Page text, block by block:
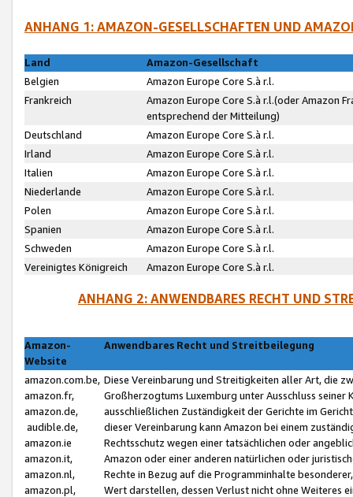
ANHANG 1: AMAZON-GESELLSCHAFTEN UND
Land
Amazon-Gesellschaft
Belgien
Amazon Europe Core S.à r.l.
Frankreich
Amazon Europe Core S.à r.l.(oder Amazon
entsprechend der Mitteilung)
Deutschland
Amazon Europe Core S.à r.l.
Irland
Amazon Europe Core S.à r.l.
Italien
Amazon Europe Core S.à r.l.
Niederlande
Amazon Europe Core S.à r.l.
Polen
Amazon Europe Core S.à r.l.
Spanien
Amazon Europe Core S.à r.l.
Schweden
Amazon Europe Core S.à r.l.
Vereinigtes Königreich
Amazon Europe Core S.à r.l.
ANHANG 2: ANWENDBARES RECHT UND
Amazon-
Website
Anwendbares Recht und Streitbeilegung
amazon.com.be,
amazon.fr,
amazon.de,
audible.de,
amazon.ie
amazon.it,
amazon.nl,
amazon.pl,
Diese Vereinbarung und Streitigkeiten aller Art, die
Großherzogtums Luxemburg unter Ausschluss
ausschließlichen Zuständigkeit der Gerichte im
dieser Vereinbarung kann Amazon bei einem
Rechtsschutz wegen einer tatsächlichen oder
Amazon oder einer anderen natürlichen oder
Rechte in Bezug auf die Programminhalte
Wert darstellen, dessen Verlust nicht ohne Weiteres